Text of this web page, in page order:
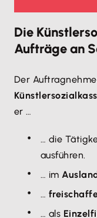
Die
Aufträge an
Der
er …
… die
ausführen.
… im
…
… als